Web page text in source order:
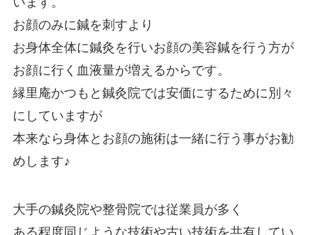
お顔のみに鍼を刺すより
お身体全体に鍼灸を行いお顔の美容鍼を行う方が
お顔に行く血液量が増えるからです。
縁里庵かつもと鍼灸院では安価にするために別々
にしていますが
本来なら身体とお顔の施術は一緒に行う事がお勧
めします♪
大手の鍼灸院や整骨院では従業員が多く
ある程度同じような技術や古い技術を共有してい